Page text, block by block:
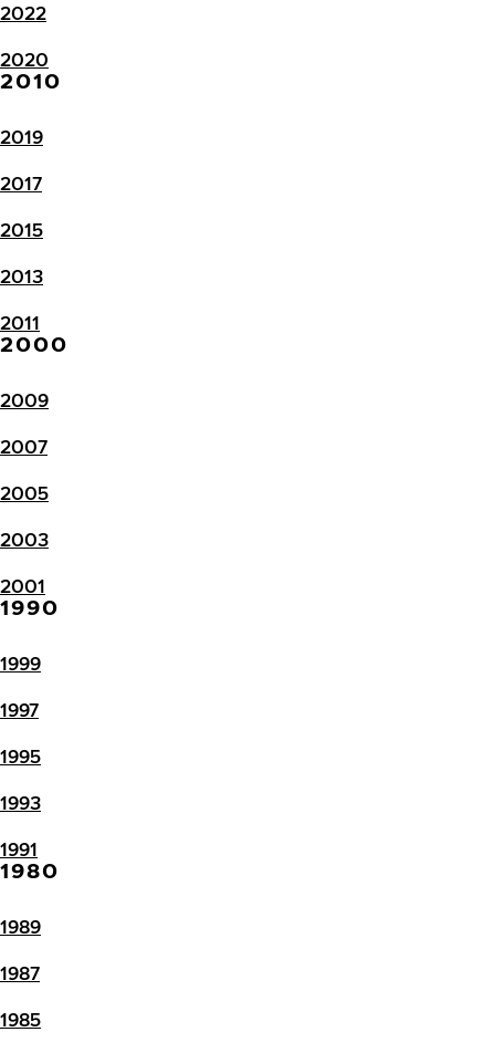
2022
2020
2010
2019
2017
2015
2013
2011
2000
2009
2007
2005
2003
2001
1990
1999
1997
1995
1993
1991
1980
1989
1987
1985